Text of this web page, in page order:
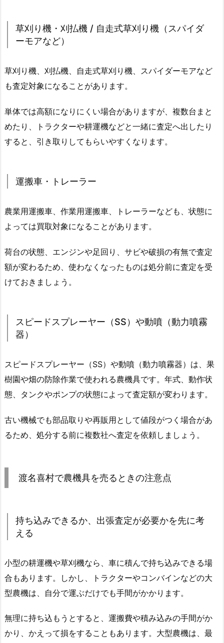
草刈り機・刈払機 / 自走式草刈り機（スパイダ
ーモアなど）
草刈り機、刈払機、自走式草刈り機、スパイダーモアなど
も査定対象になることがあります。
単体では高額になりにくい場合がありますが、複数台まと
めたり、トラクターや耕運機などと一緒に査定へ出したり
すると、引き取りしてもらいやすくなります。
運搬車・トレーラー
農業用運搬車、作業用運搬車、トレーラーなども、状態に
よっては買取対象になることがあります。
荷台の状態、エンジンや足回り、サビや破損の有無で査定
額が変わるため、使わなくなったものは処分前に査定を受
けておきましょう。
スピードスプレーヤー（SS）や動噴（動力噴霧
器）
スピードスプレーヤー（SS）や動噴（動力噴霧器）は、果
樹園や畑の防除作業で使われる農機具です。年式、動作状
態、タンクやポンプの状態によって査定額が変わります。
古い機械でも部品取りや再販用として値段がつく場合があ
るため、処分する前に複数社へ査定を依頼しましょう。
渡名喜村で農機具を売るときの注意点
持ち込みできるか、出張査定が必要かを先に考
える
小型の耕運機や草刈機なら、車に積んで持ち込みできる場
合もあります。しかし、トラクターやコンバインなどの大
型農機は、自分で運ぶだけでも手間がかかります。
無理に持ち込もうとすると、運搬費や積み込みの手間がか
かり、かえって損をすることもあります。大型農機は、最